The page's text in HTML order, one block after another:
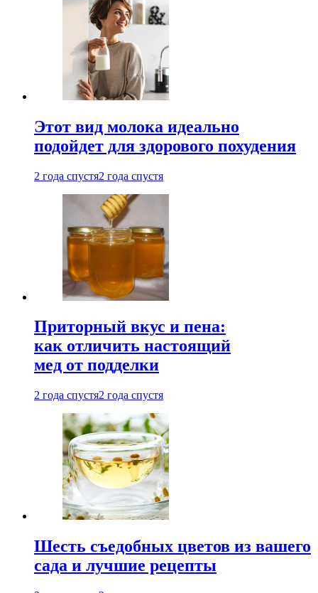
Этот вид молока идеально
подойдет для здорового похудения
2 года спустя2 года спустя
Приторный вкус и пена:
как отличить настоящий
мед от подделки
2 года спустя2 года спустя
Шесть съедобных цветов из вашего
сада и лучшие рецепты